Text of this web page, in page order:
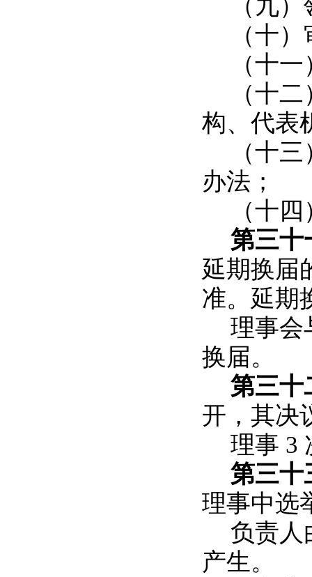
（九
（十
（十
（十
构、代表
（十
办法；
（十
第三十
延期换届
准。延期
理事会
换届。
第三十
开，其决
理事 3
第三十
理事中选
负责人
产生。